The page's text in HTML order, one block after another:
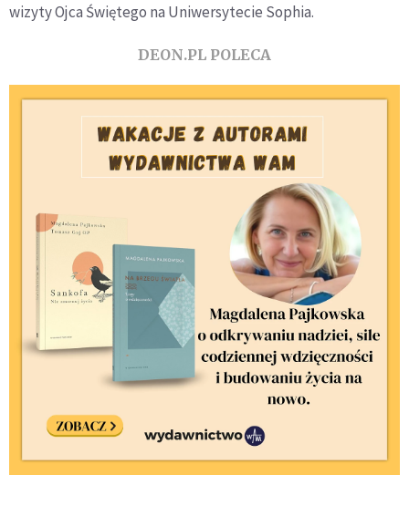
wizyty Ojca Świętego na Uniwersytecie Sophia.
DEON.PL POLECA